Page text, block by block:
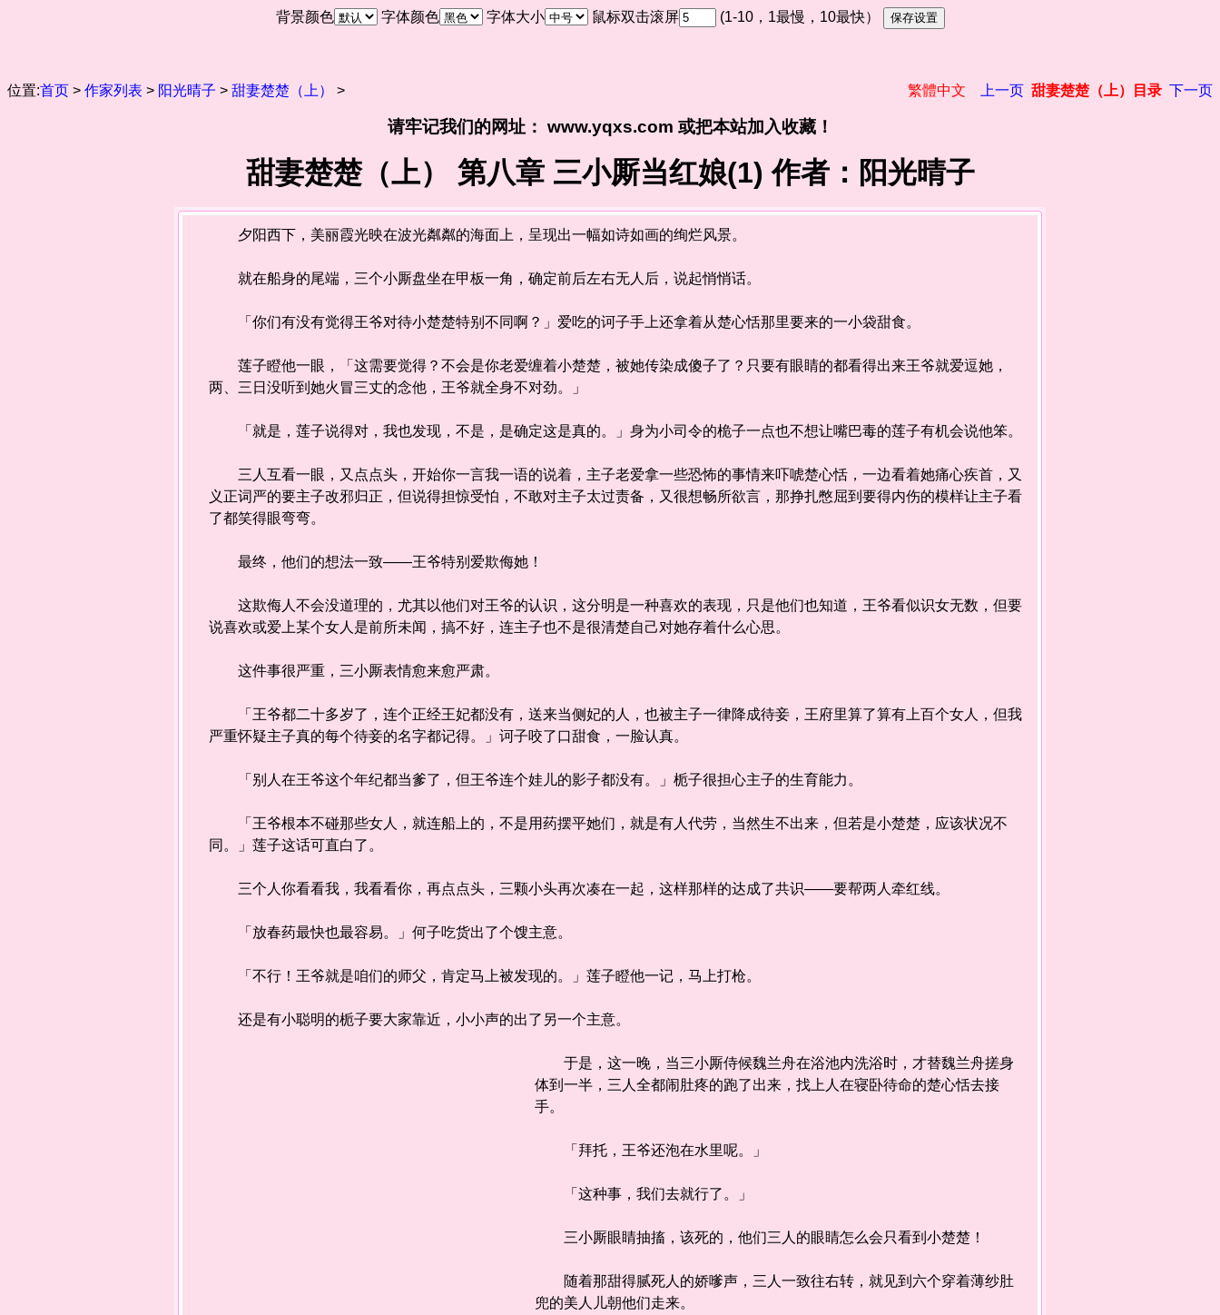
背景颜色 字体颜色 字体大小 鼠标双击滚屏 (1-10，1最慢，10最快）
位置:首页 > 作家列表 > 阳光晴子 > 甜妻楚楚（上） > 繁體中文 上一页 甜妻楚楚（上）目录 下一页
请牢记我们的网址： www.yqxs.com 或把本站加入收藏！
甜妻楚楚（上） 第八章 三小厮当红娘(1) 作者：阳光晴子
夕阳西下，美丽霞光映在波光粼粼的海面上，呈现出一幅如诗如画的绚烂风景。
就在船身的尾端，三个小厮盘坐在甲板一角，确定前后左右无人后，说起悄悄话。
「你们有没有觉得王爷对待小楚楚特别不同啊？」爱吃的诃子手上还拿着从楚心恬那里要来的一小袋甜食。
莲子瞪他一眼，「这需要觉得？不会是你老爱缠着小楚楚，被她传染成傻子了？只要有眼睛的都看得出来王爷就爱逗她，
两、三日没听到她火冒三丈的念他，王爷就全身不对劲。」
「就是，莲子说得对，我也发现，不是，是确定这是真的。」身为小司令的桅子一点也不想让嘴巴毒的莲子有机会说他笨。
三人互看一眼，又点点头，开始你一言我一语的说着，主子老爱拿一些恐怖的事情来吓唬楚心恬，一边看着她痛心疾首，又
义正词严的要主子改邪归正，但说得担惊受怕，不敢对主子太过责备，又很想畅所欲言，那挣扎憋屈到要得内伤的模样让主子看
了都笑得眼弯弯。
最终，他们的想法一致——王爷特别爱欺侮她！
这欺侮人不会没道理的，尤其以他们对王爷的认识，这分明是一种喜欢的表现，只是他们也知道，王爷看似识女无数，但要
说喜欢或爱上某个女人是前所未闻，搞不好，连主子也不是很清楚自己对她存着什么心思。
这件事很严重，三小厮表情愈来愈严肃。
「王爷都二十多岁了，连个正经王妃都没有，送来当侧妃的人，也被主子一律降成待妾，王府里算了算有上百个女人，但我
严重怀疑主子真的每个待妾的名字都记得。」诃子咬了口甜食，一脸认真。
「别人在王爷这个年纪都当爹了，但王爷连个娃儿的影子都没有。」栀子很担心主子的生育能力。
「王爷根本不碰那些女人，就连船上的，不是用药摆平她们，就是有人代劳，当然生不出来，但若是小楚楚，应该状况不
同。」莲子这话可直白了。
三个人你看看我，我看看你，再点点头，三颗小头再次凑在一起，这样那样的达成了共识——要帮两人牵红线。
「放春药最快也最容易。」何子吃货出了个馊主意。
「不行！王爷就是咱们的师父，肯定马上被发现的。」莲子瞪他一记，马上打枪。
还是有小聪明的栀子要大家靠近，小小声的出了另一个主意。
于是，这一晚，当三小厮侍候魏兰舟在浴池内洗浴时，才替魏兰舟搓身
体到一半，三人全都闹肚疼的跑了出来，找上人在寝卧待命的楚心恬去接
手。
「拜托，王爷还泡在水里呢。」
「这种事，我们去就行了。」
三小厮眼睛抽搐，该死的，他们三人的眼睛怎么会只看到小楚楚！
随着那甜得腻死人的娇嗲声，三人一致往右转，就见到六个穿着薄纱肚
兜的美人儿朝他们走来。